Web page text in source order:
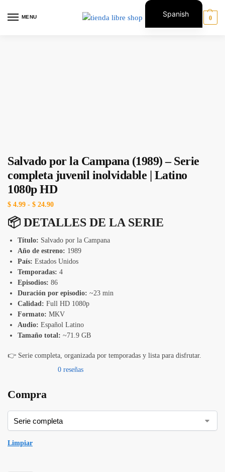
MENU 0
Salvado por la Campana (1989) – Serie
completa juvenil inolvidable | Latino
1080p HD
$ 4.99 - $ 24.90
📦 DETALLES DE LA SERIE
Título: Salvado por la Campana
Año de estreno: 1989
País: Estados Unidos
Temporadas: 4
Episodios: 86
Duración por episodio: ~23 min
Calidad: Full HD 1080p
Formato: MKV
Audio: Español Latino
Tamaño total: ~71.9 GB
👉 Serie completa, organizada por temporadas y lista para disfrutar.
0 reseñas
Compra
Limpiar
Spanish
English